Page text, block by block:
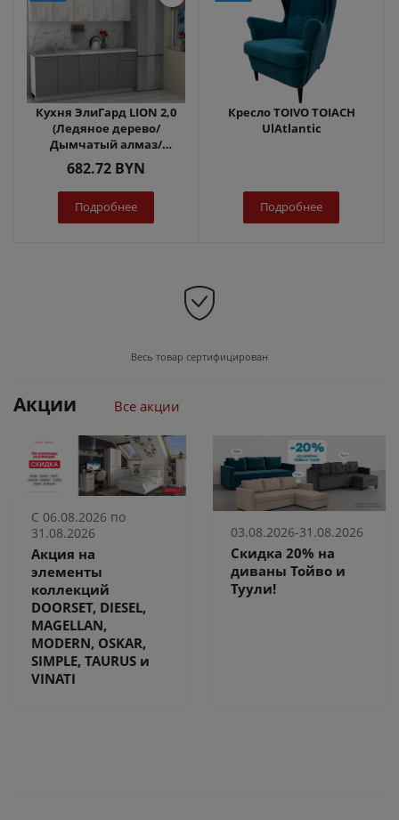
Кухня ЭлиГард LION 2,0
(Ледяное дерево/
Дымчатый алмаз/
Королевский опал)
682.72 BYN
Подробнее
Кресло TOIVO TOIACH
UlAtlantic
Подробнее
Весь товар сертифицирован
Акции Все акции
С 06.08.2026 по
31.08.2026
Акция на
элементы
коллекций
DOORSET, DIESEL,
MAGELLAN,
MODERN, OSKAR,
SIMPLE, TAURUS и
VINATI
03.08.2026-31.08.2026
Скидка 20% на
диваны Тойво и
Туули!